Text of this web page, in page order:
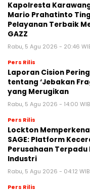
Kapolresta
Mario Prahatinto
Pelayanan Terbaik
GAZZ
Rabu, 5 Agu 2026 - 20:46
Pers Rilis
Laporan Cision
tentang ‘Jebakan
yang Merugikan
Rabu, 5 Agu 2026 - 14:00 WIB
Pers Rilis
Lockton
SAGE: Platform
Perusahaan
Industri
Rabu, 5 Agu 2026 - 04:12 WIB
Pers Rilis